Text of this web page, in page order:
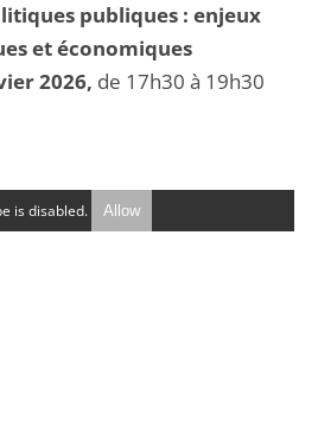
publiques : enjeux
et économiques
2026, de 17h30 à 19h30
is disabled. Allow